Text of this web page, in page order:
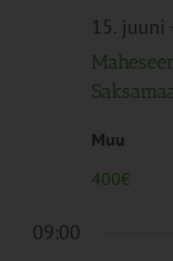
15. juuni
Muu
400€
09:00